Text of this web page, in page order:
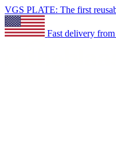
VGS PLATE: The first
Fast delivery